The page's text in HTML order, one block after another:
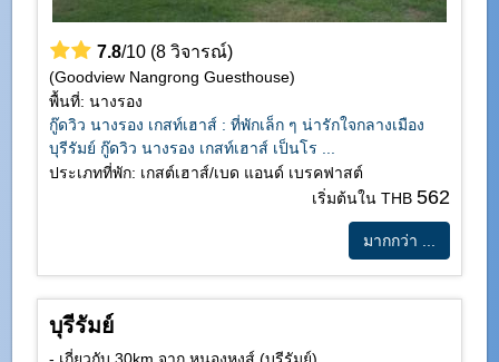
7.8/10 (8 วิจารณ์)
(Goodview Nangrong Guesthouse)
พื้นที่: นางรอง
กู๊ดวิว นางรอง เกสท์เฮาส์ : ที่พักเล็ก ๆ น่ารักใจกลางเมือง
บุรีรัมย์ กู๊ดวิว นางรอง เกสท์เฮาส์ เป็นโร ...
ประเภทที่พัก: เกสต์เฮาส์/เบด แอนด์ เบรคฟาสต์
เริ่มต้นใน THB 562
มากกว่า ...
บุรีรัมย์